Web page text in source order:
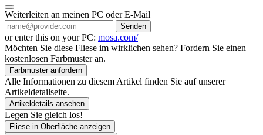
Weiterleiten an meinen PC oder E-Mail
Senden
or enter this on your PC: mosa.com/
Möchten Sie diese Fliese im wirklichen sehen? Fordern Sie einen
kostenlosen Farbmuster an.
Farbmuster anfordern
Alle Informationen zu diesem Artikel finden Sie auf unserer
Artikeldetailseite.
Artikeldetails ansehen
Legen Sie gleich los!
Fliese in Oberfläche anzeigen